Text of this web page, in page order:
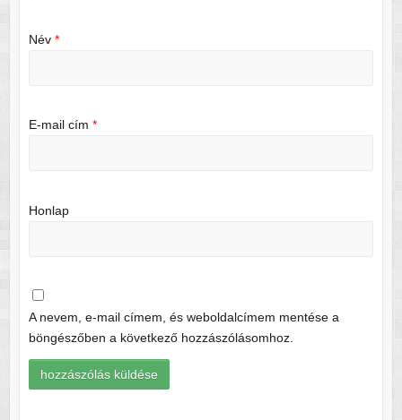
Név *
E-mail cím *
Honlap
A nevem, e-mail címem, és weboldalcímem mentése a
böngészőben a következő hozzászólásomhoz.